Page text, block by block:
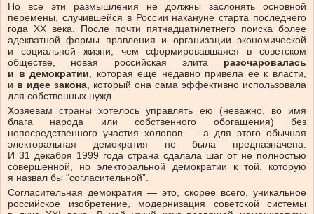
Но все эти размышления не должны заслонять основной
перемены, случившейся в России накануне старта последнего
года ХХ века. После почти пятнадцатилетнего поиска более
адекватной формы правления и организации экономической
и социальной жизни, чем сформировавшаяся в советском
обществе, новая российская элита разочаровалась
и в демократии, которая еще недавно привела ее к власти,
и в идее закона, который она сама эффективно использовала
для собственных нужд.
Хозяевам страны хотелось управлять ею (неважно, во имя
блага народа или собственного обогащения) без
непосредственного участия холопов — а для этого обычная
электоральная демократия не была предназначена.
И 31 декабря 1999 года страна сдалала шаг от не полностью
совершенной, но электоральной демократии к той, которую
я назвал бы “согласительной”.
Согласительная демократия — это, скорее всего, уникальное
российское изобретение, модернизация советской системы